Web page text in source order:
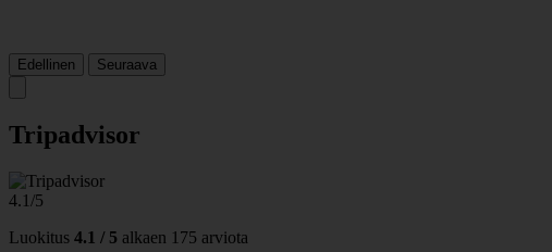
Edellinen Seuraava
Tripadvisor
4.1/5
Luokitus 4.1 / 5 alkaen 175 arviota